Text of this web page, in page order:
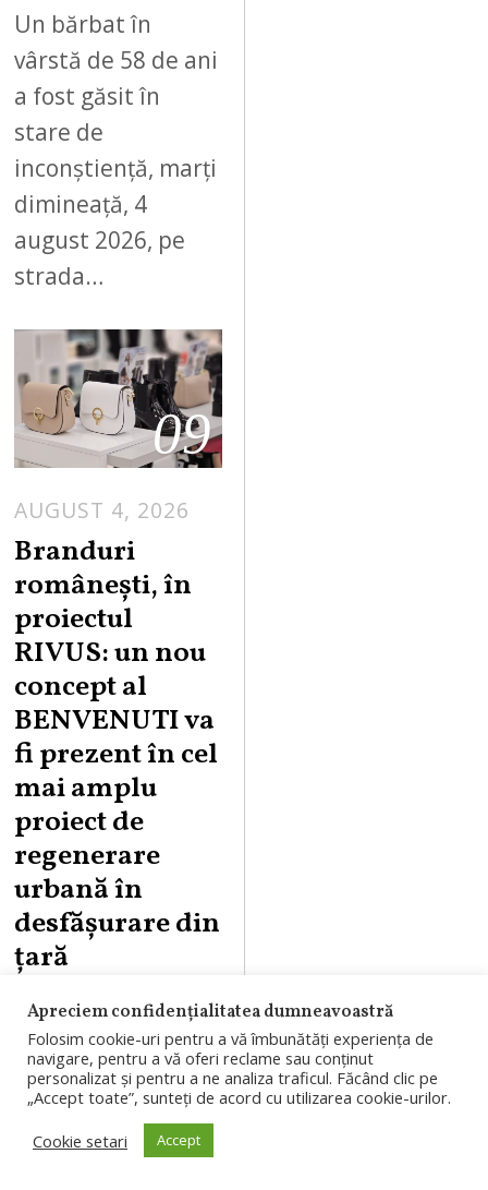
Un bărbat în
vârstă de 58 de ani
a fost găsit în
stare de
inconștiență, marți
dimineață, 4
august 2026, pe
strada…
09
AUGUST 4, 2026
Branduri
românești, în
proiectul
RIVUS: un nou
concept al
BENVENUTI va
fi prezent în cel
mai amplu
proiect de
regenerare
urbană în
desfășurare din
țară
Cea mai mare
suprafață de
shopping din țară
(142.000 mp),
peste 400 de
Apreciem confidențialitatea dumneavoastră
Folosim cookie-uri pentru a vă îmbunătăți experiența de
navigare, pentru a vă oferi reclame sau conținut
personalizat și pentru a ne analiza traficul. Făcând clic pe
„Accept toate”, sunteți de acord cu utilizarea cookie-urilor.
Cookie setari
Accept